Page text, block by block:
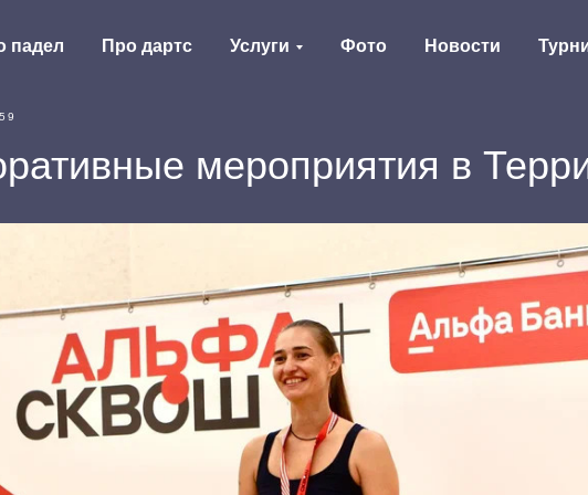
падел Про дартс Услуги Фото Новости
мероприятия в